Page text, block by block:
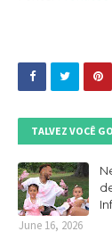
TALVEZ VOCÊ
June 16, 2026